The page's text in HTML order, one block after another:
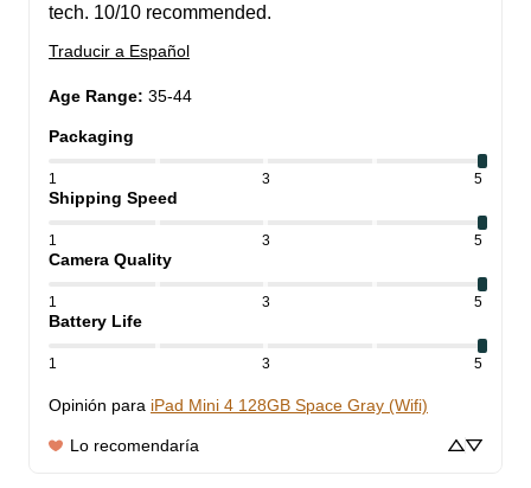
tech. 10/10 recommended.
Traducir a Español
Age Range: 35-44
Packaging
1 3 5
Shipping Speed
1 3 5
Camera Quality
1 3 5
Battery Life
1 3 5
Opinión para iPad Mini 4 128GB Space Gray (Wifi)
Lo recomendaría